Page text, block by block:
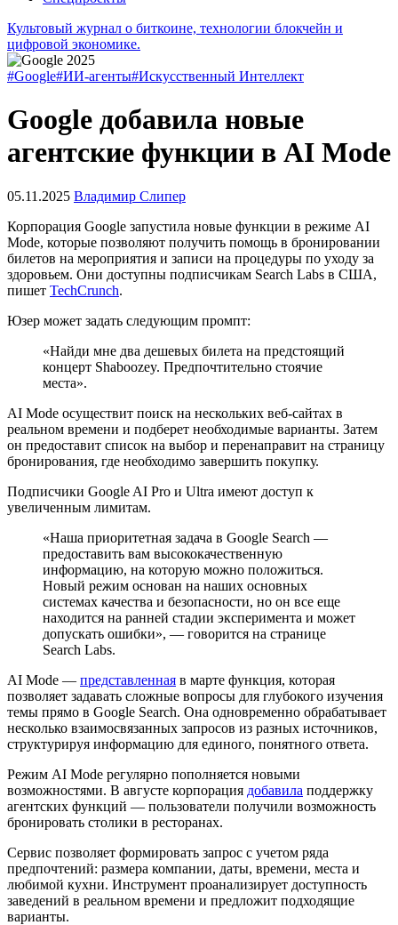
Культовый журнал о биткоине, технологии блокчейн и
цифровой экономике.
#Google#ИИ-агенты#Искусственный Интеллект
Google добавила новые
агентские функции в AI Mode
05.11.2025 Владимир Слипер
Корпорация Google запустила новые функции в режиме AI
Mode, которые позволяют получить помощь в бронировании
билетов на мероприятия и записи на процедуры по уходу за
здоровьем. Они доступны подписчикам Search Labs в США,
пишет TechCrunch.
Юзер может задать следующим промпт:
«Найди мне два дешевых билета на предстоящий
концерт Shaboozey. Предпочтительно стоячие
места».
AI Mode осуществит поиск на нескольких веб-сайтах в
реальном времени и подберет необходимые варианты. Затем
он предоставит список на выбор и перенаправит на страницу
бронирования, где необходимо завершить покупку.
Подписчики Google AI Pro и Ultra имеют доступ к
увеличенным лимитам.
«Наша приоритетная задача в Google Search —
предоставить вам высококачественную
информацию, на которую можно положиться.
Новый режим основан на наших основных
системах качества и безопасности, но он все еще
находится на ранней стадии эксперимента и может
допускать ошибки», — говорится на странице
Search Labs.
AI Mode — представленная в марте функция, которая
позволяет задавать сложные вопросы для глубокого изучения
темы прямо в Google Search. Она одновременно обрабатывает
несколько взаимосвязанных запросов из разных источников,
структурируя информацию для единого, понятного ответа.
Режим AI Mode регулярно пополняется новыми
возможностями. В августе корпорация добавила поддержку
агентских функций — пользователи получили возможность
бронировать столики в ресторанах.
Сервис позволяет формировать запрос с учетом ряда
предпочтений: размера компании, даты, времени, места и
любимой кухни. Инструмент проанализирует доступность
заведений в реальном времени и предложит подходящие
варианты.